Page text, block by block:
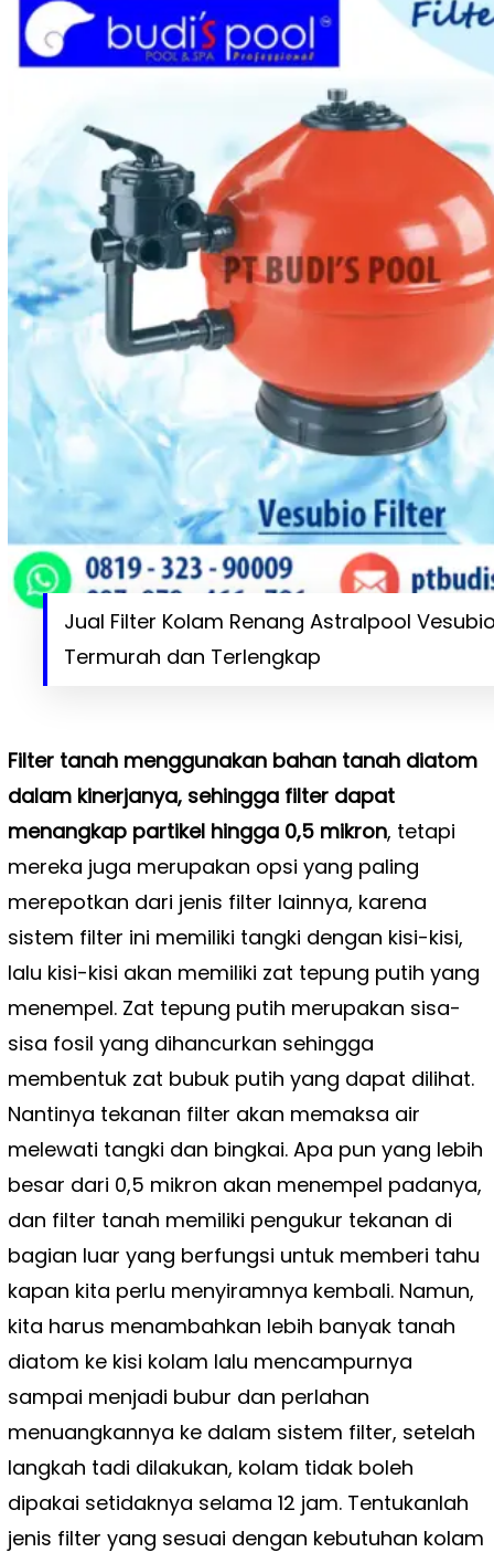
Jual Filter Kolam Renang Astralpool
Termurah dan Terlengkap
Filter tanah menggunakan bahan tanah diatom
dalam kinerjanya, sehingga filter dapat
menangkap partikel hingga 0,5 mikron, tetapi
mereka juga merupakan opsi yang paling
merepotkan dari jenis filter lainnya, karena
sistem filter ini memiliki tangki dengan kisi-kisi,
lalu kisi-kisi akan memiliki zat tepung putih yang
menempel. Zat tepung putih merupakan sisa-
sisa fosil yang dihancurkan sehingga
membentuk zat bubuk putih yang dapat dilihat.
Nantinya tekanan filter akan memaksa air
melewati tangki dan bingkai. Apa pun yang lebih
besar dari 0,5 mikron akan menempel padanya,
dan filter tanah memiliki pengukur tekanan di
bagian luar yang berfungsi untuk memberi tahu
kapan kita perlu menyiramnya kembali. Namun,
kita harus menambahkan lebih banyak tanah
diatom ke kisi kolam lalu mencampurnya
sampai menjadi bubur dan perlahan
menuangkannya ke dalam sistem filter, setelah
langkah tadi dilakukan, kolam tidak boleh
dipakai setidaknya selama 12 jam. Tentukanlah
jenis filter yang sesuai dengan kebutuhan kolam